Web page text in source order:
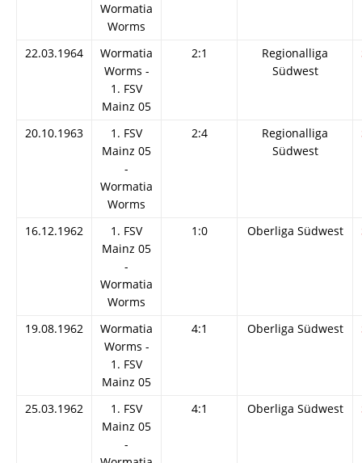
Wormatia
Worms
22.03.1964
Wormatia
Worms -
1. FSV
Mainz 05
2:1
Regionalliga
Südwest
20.10.1963
1. FSV
Mainz 05
-
Wormatia
Worms
2:4
Regionalliga
Südwest
16.12.1962
1. FSV
Mainz 05
-
Wormatia
Worms
1:0 Oberliga Südwest
19.08.1962
Wormatia
Worms -
1. FSV
Mainz 05
4:1 Oberliga Südwest
25.03.1962
1. FSV
Mainz 05
-
4:1 Oberliga Südwest